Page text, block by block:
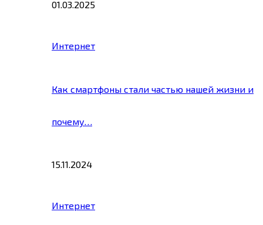
01.03.2025
Интернет
Как смартфоны стали частью нашей жизни и
почему…
15.11.2024
Интернет